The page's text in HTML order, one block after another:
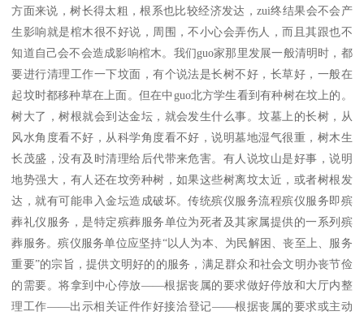
方面来说，树长得太粗，根系也比较经济发达，zui终结果会不会产
生影响就是棺木很不好说，周围，不小心会弄伤人，而且其跟也不
知道自己会不会造成影响棺木。我们guo家那里发展一般清明时，都
要进行清理工作一下坟面，有个说法是长树不好，长草好，一般在
起坟时都移种草在上面。但在中guo北方学生看到有种树在坟上的。
树大了，树根就会到达金坛，就会发生什么事。坟墓上的长树，从
风水角度看不好，从科学角度看不好，说明墓地湿气很重，树木生
长茂盛，没有及时清理给后代带来危害。有人说坟山是好事，说明
地势强大，有人还在坟旁种树，如果这些树离坟太近，或者树根发
达，就有可能串入金坛造成破坏。传统殡仪服务流程殡仪服务即殡
葬礼仪服务，是特定殡葬服务单位为死者及其家属提供的一系列殡
葬服务。殡仪服务单位应坚持“以人为本、为民解困、丧至上、服务
重要”的宗旨，提供文明好的的服务，满足群众和社会文明办丧节俭
的需要。将拿到中心停放——根据丧属的要求做好停放和大厅内整
理工作——出示相关证件作好接洽登记——根据丧属的要求或主动